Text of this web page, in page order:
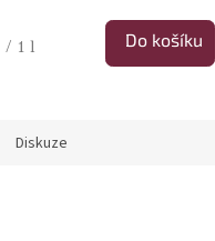
/ 1 l Do košíku
Diskuze